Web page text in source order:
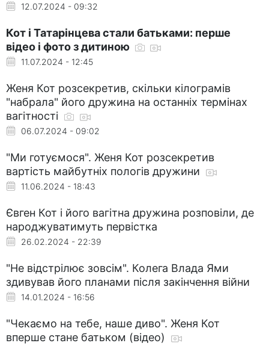
12.07.2024 - 09:32
Кот і Татарінцева стали батьками: перше
відео і фото з дитиною
11.07.2024 - 12:45
Женя Кот розсекретив, скільки кілограмів
"набрала" його дружина на останніх термінах
вагітності
06.07.2024 - 09:02
"Ми готуємося". Женя Кот розсекретив
вартість майбутніх пологів дружини
11.06.2024 - 18:43
Євген Кот і його вагітна дружина розповіли, де
народжуватимуть первістка
26.02.2024 - 22:39
"Не відстрілює зовсім". Колега Влада Ями
здивував його планами після закінчення війни
14.01.2024 - 16:56
"Чекаємо на тебе, наше диво". Женя Кот
вперше стане батьком (відео)